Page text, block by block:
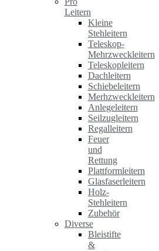
Leitern
Kleine
Stehleitern
Teleskop-
Mehrzweckleitern
Teleskopleitern
Dachleitern
Schiebeleitern
Merhzweckleitern
Anlegeleitern
Seilzugleitern
Regalleitern
Feuer
und
Rettung
Plattformleitern
Glasfaserleitern
Holz-
Stehleitern
Zubehör
Diverse
Bleistifte
&